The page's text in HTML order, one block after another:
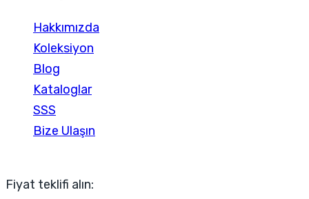
Hakkımızda
Koleksiyon
Blog
Kataloglar
SSS
Bize Ulaşın
Fiyat teklifi alın: